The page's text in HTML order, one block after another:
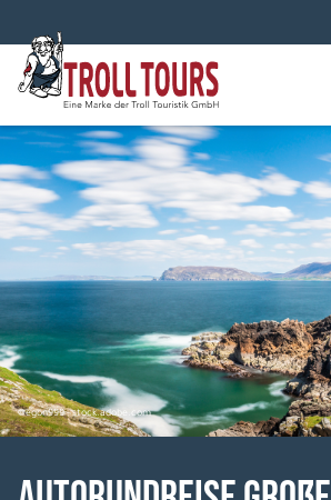
©egon999 - stock.adobe.com